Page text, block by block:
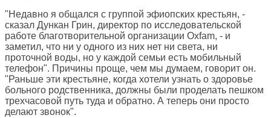
"Недавно я общался с группой эфиопских крестьян, -
сказал Дункан Грин, директор по исследовательской
работе благотворительной организации Oxfam, - и
заметил, что ни у одного из них нет ни света, ни
проточной воды, но у каждой семьи есть мобильный
телефон". Причины проще, чем мы думаем, говорит он.
"Раньше эти крестьяне, когда хотели узнать о здоровье
больного родственника, должны были проделать пешком
трехчасовой путь туда и обратно. А теперь они просто
делают звонок".